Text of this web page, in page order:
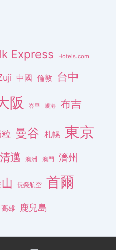
Express Hotels.com
中國 倫敦 台中
阪 峇里 峴港 布吉
曼谷 札幌 東京
清邁 澳洲 澳門 濟州
長榮航空 首爾
高雄 鹿兒島